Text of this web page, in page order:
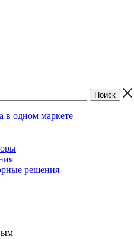
решения